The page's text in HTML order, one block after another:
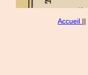
Accueil ||